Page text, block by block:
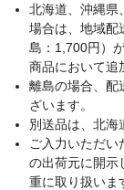
詰め物-組成素材
詰め物-組成素材2
お手入れ方法
生産国
北海道、沖縄県
場合は、地域配
島：1,700円）
商品において追
離島の場合、配
ざいます。
別送品は、北海
ご入力いただ
の出荷元に開示
重に取り扱いま